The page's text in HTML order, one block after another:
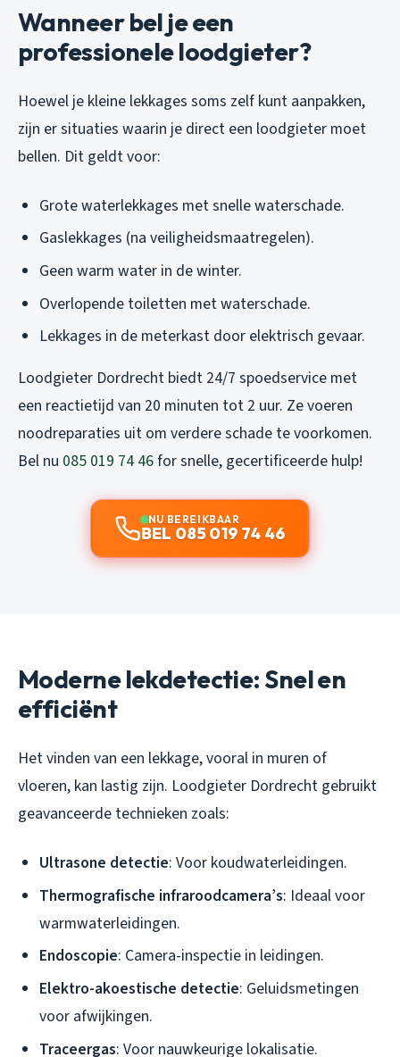
Wanneer bel je een
professionele loodgieter?
Hoewel je kleine lekkages soms zelf kunt aanpakken,
zijn er situaties waarin je direct een loodgieter moet
bellen. Dit geldt voor:
Grote waterlekkages met snelle waterschade.
Gaslekkages (na veiligheidsmaatregelen).
Geen warm water in de winter.
Overlopende toiletten met waterschade.
Lekkages in de meterkast door elektrisch gevaar.
Loodgieter Dordrecht biedt 24/7 spoedservice met
een reactietijd van 20 minuten tot 2 uur. Ze voeren
noodreparaties uit om verdere schade te voorkomen.
Bel nu 085 019 74 46for snelle, gecertificeerde hulp!
NU BEREIKBAAR
BEL 085 019 74 46
Moderne lekdetectie: Snel en
efficiënt
Het vinden van een lekkage, vooral in muren of
vloeren, kan lastig zijn. Loodgieter Dordrecht gebruikt
geavanceerde technieken zoals:
Ultrasone detectie: Voor koudwaterleidingen.
Thermografische infraroodcamera’s: Ideaal voor
warmwaterleidingen.
Endoscopie: Camera-inspectie in leidingen.
Elektro-akoestische detectie: Geluidsmetingen
voor afwijkingen.
Traceergas: Voor nauwkeurige lokalisatie.